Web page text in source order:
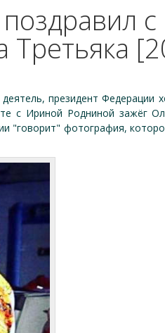
с
Третьяка
президент Федерации
с Ириной Родниной зажёг
фотография,